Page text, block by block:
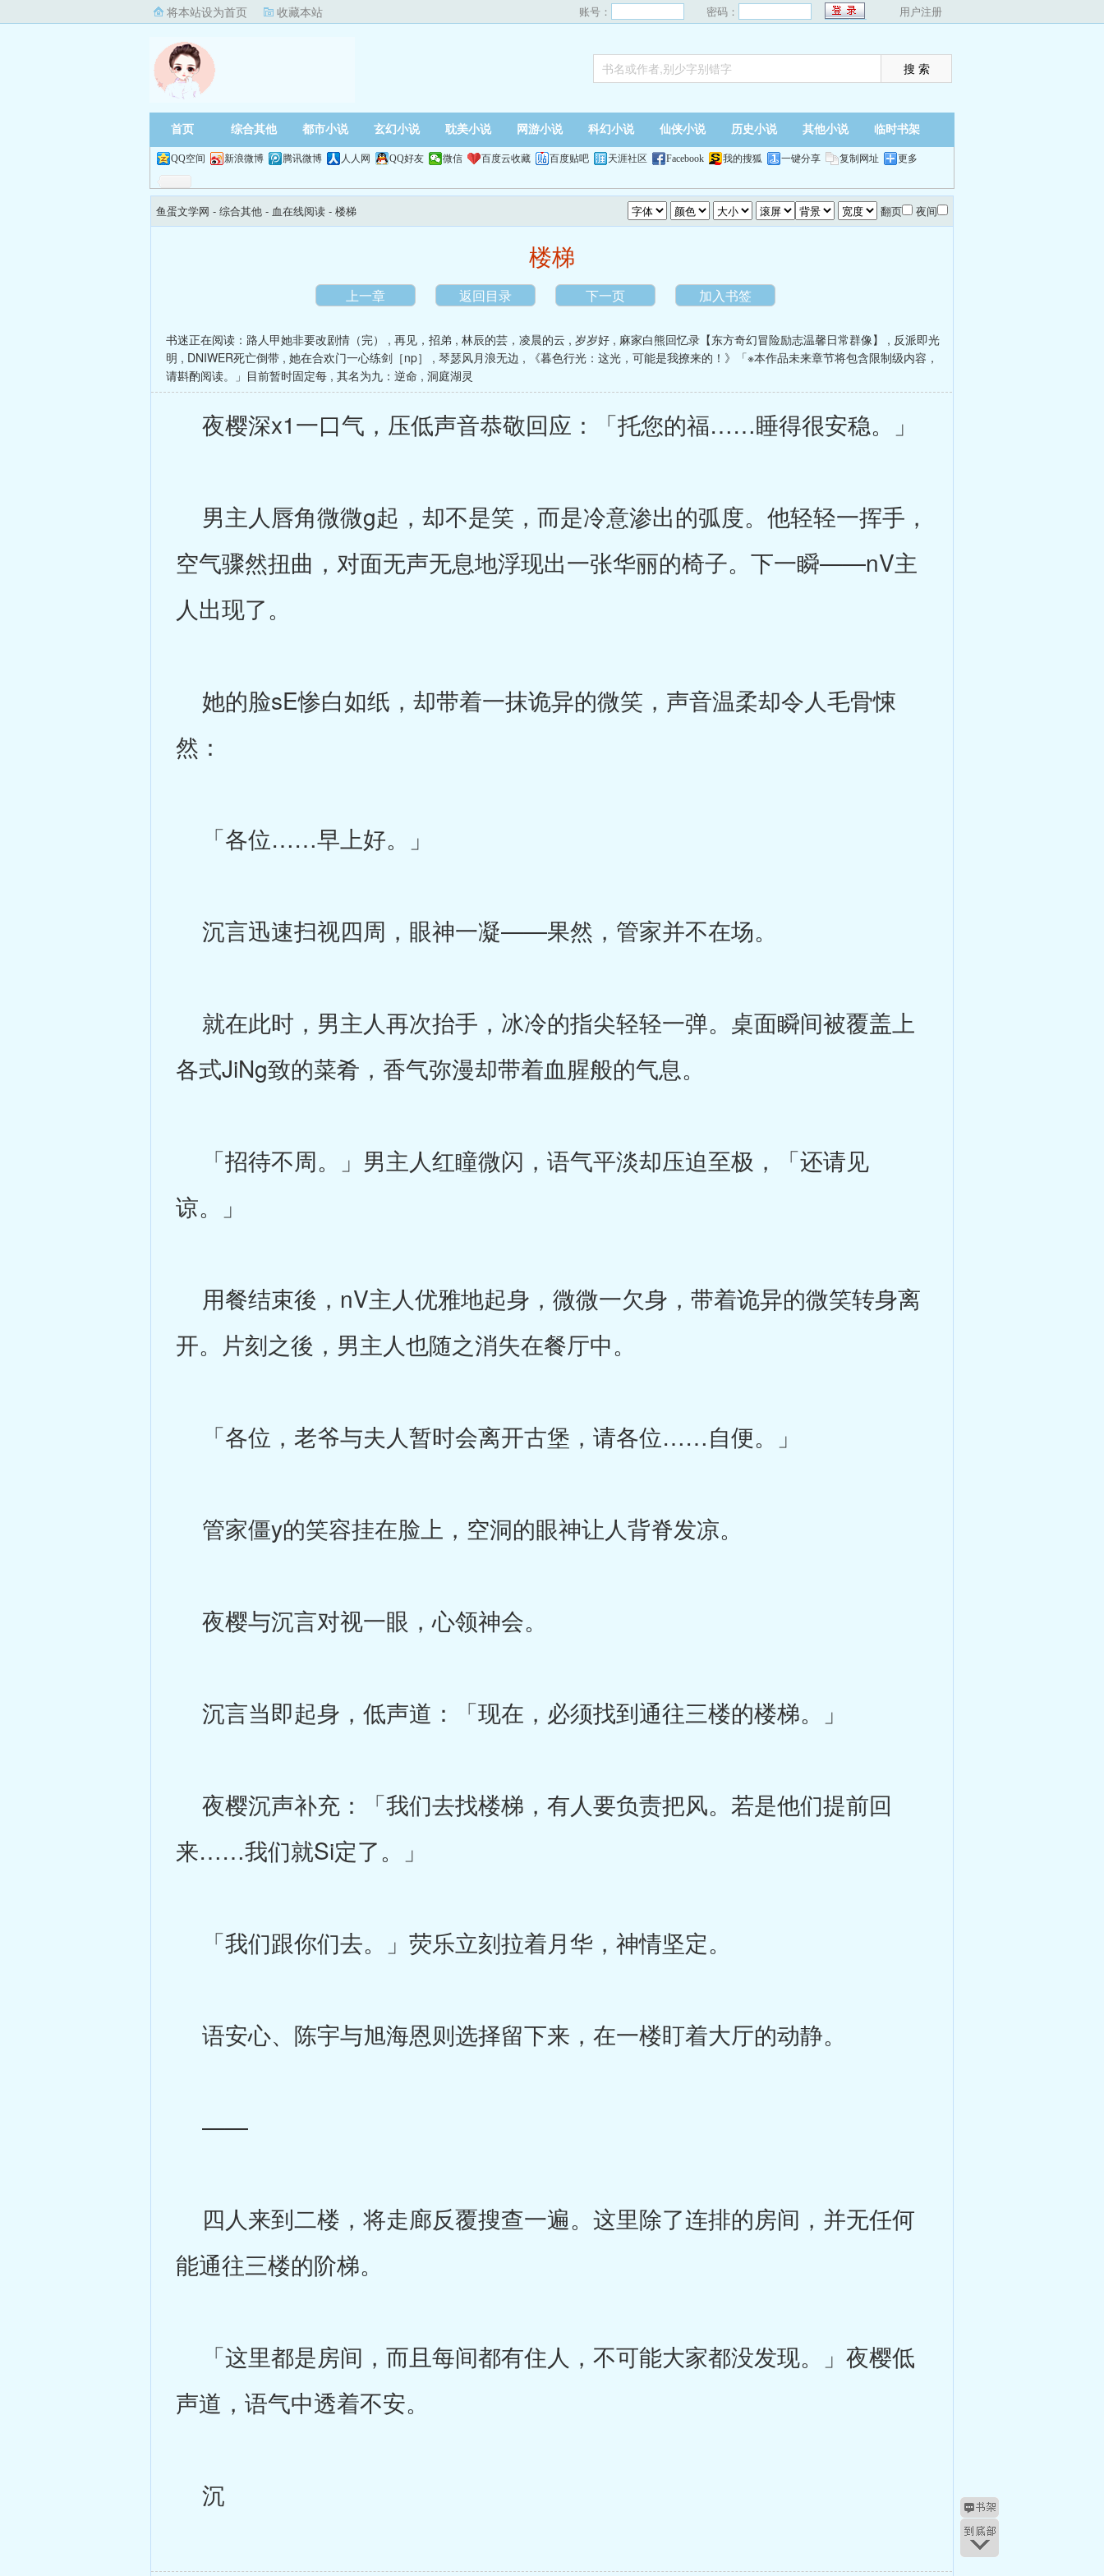
将本站设为首页 收藏本站 账号： 密码： 用户注册
首页 综合其他 都市小说 玄幻小说 耽美小说 网游小说 科幻小说 仙侠小说 历史小说 其他小说 临时书架
QQ空间 新浪微博 腾讯微博 人人网 QQ好友 微信 百度云收藏 百度贴吧 天涯社区 Facebook 我的搜狐 一键分享 复制网址 更多
鱼蛋文学网 - 综合其他 - 血在线阅读 - 楼梯 翻页 夜间
楼梯
上一章 返回目录 下一页 加入书签
书迷正在阅读： 路人甲她非要改剧情（完） , 再见，招弟 , 林辰的芸，凌晨的云 , 岁岁好 , 麻家白熊回忆录【东方奇幻冒险励志温馨日常群像】 , 反派即光
明 , DNIWER死亡倒带 , 她在合欢门一心练剑［np］ , 琴瑟风月浪无边 ,
《暮色行光：这光，可能是我撩来的！》「※本作品未来章节将包含限制级内容，
请斟酌阅读。」目前暂时固定每 , 其名为九：逆命 , 洞庭湖灵
夜樱深x1一口气，压低声音恭敬回应：「托您的福……睡得很安稳。」
男主人唇角微微g起，却不是笑，而是冷意渗出的弧度。他轻轻一挥手，
空气骤然扭曲，对面无声无息地浮现出一张华丽的椅子。下一瞬——nV主
人出现了。
她的脸sE惨白如纸，却带着一抹诡异的微笑，声音温柔却令人毛骨悚
然：
「各位……早上好。」
沉言迅速扫视四周，眼神一凝——果然，管家并不在场。
就在此时，男主人再次抬手，冰冷的指尖轻轻一弹。桌面瞬间被覆盖上
各式JiNg致的菜肴，香气弥漫却带着血腥般的气息。
「招待不周。」男主人红瞳微闪，语气平淡却压迫至极，「还请见
谅。」
用餐结束後，nV主人优雅地起身，微微一欠身，带着诡异的微笑转身离
开。片刻之後，男主人也随之消失在餐厅中。
「各位，老爷与夫人暂时会离开古堡，请各位……自便。」
管家僵y的笑容挂在脸上，空洞的眼神让人背脊发凉。
夜樱与沉言对视一眼，心领神会。
沉言当即起身，低声道：「现在，必须找到通往三楼的楼梯。」
夜樱沉声补充：「我们去找楼梯，有人要负责把风。若是他们提前回
来……我们就Si定了。」
「我们跟你们去。」荧乐立刻拉着月华，神情坚定。
语安心、陈宇与旭海恩则选择留下来，在一楼盯着大厅的动静。
——
四人来到二楼，将走廊反覆搜查一遍。这里除了连排的房间，并无任何
能通往三楼的阶梯。
「这里都是房间，而且每间都有住人，不可能大家都没发现。」夜樱低
声道，语气中透着不安。
沉